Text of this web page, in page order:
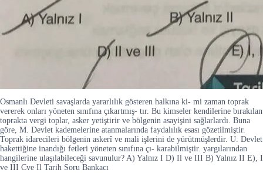
Osmanlı Devleti savaşlarda yararlılık gösteren halkına ki- mi zaman toprak
vererek onları yöneten sınıfına çıkartmış- tır. Bu kimseler kendilerine bırakılan
toprakta vergi toplar, asker yetiştirir ve bölgenin asayişini sağlarlardı. Buna
göre, M. Devlet kademelerine atanmalarında faydalılık esası gözetilmiştir.
Toprak idarecileri bölgenin askerî ve mali işlerini de yürütmüşlerdir. U. Devlet
hakettiğine inandığı fetleri yöneten sınıfına çı- karabilmiştir. yargılarından
hangilerine ulaşılabileceği savunulur? A) Yalnız I D) Il ve III B) Yalnız II E), I
ve III Cve Il Tarih Soru Bankacı